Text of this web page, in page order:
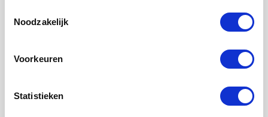
Noodzakelijk
Voorkeuren
Statistieken